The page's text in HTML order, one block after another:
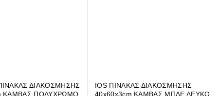
ΔΙΑΚΟΣΜΗΣΗΣ
ΚΑΜΒΑΣ ΠΟΛΥΧΡΩΜΟ
IOS ΠΙΝΑΚΑΣ ΔΙΑΚΟΣΜΗΣΗΣ
40x60x3cm ΚΑΜΒΑΣ ΜΠΛΕ ΛΕΥΚΟ